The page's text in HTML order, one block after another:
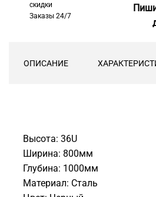
скидки
Заказы 24/7
ОПИСАНИЕ
Высота: 36U
Ширина: 800мм
Глубина: 1000мм
Материал: Сталь